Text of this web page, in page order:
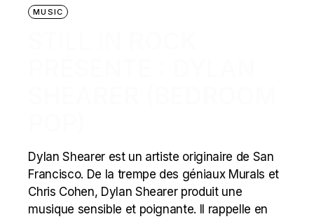
MUSIC
Dylan Shearer est un artiste originaire de San
Francisco. De la trempe des géniaux Murals et
Chris Cohen, Dylan Shearer produit une
musique sensible et poignante. Il rappelle en